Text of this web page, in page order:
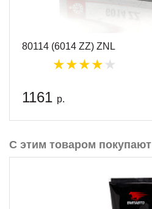
80114 (6014 ZZ) ZNL
1161 р.
С этим товаром покупают